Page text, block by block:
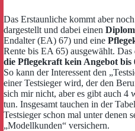
Das Erstaunliche kommt aber
dargestellt und dabei einen
Endalter (EA) 67) und eine
Rente bis EA 65) ausgewählt.
die Pflegekraft kein Angebot bis
So kann der Interessent den
einer Testsieger wird, der den
sich mir nicht, aber es gibt auch 4
tun. Insgesamt tauchen in der
Testsieger schon mal unter denen
„Modellkunden“ versichern.